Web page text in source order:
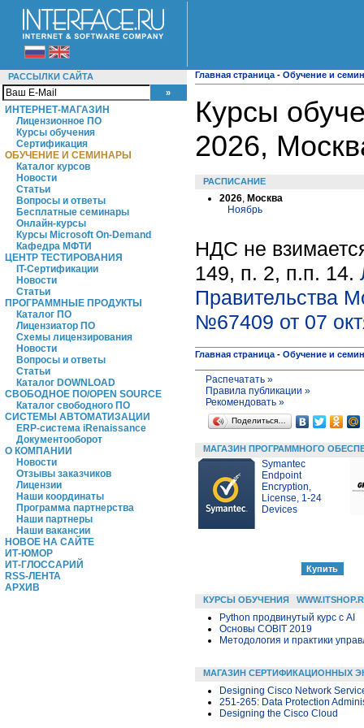
РАССЫЛКИ САЙТА
ИНТЕРНЕТ-МАГАЗИН
Лицензионное ПО
Курсы обучения
Сертификация
ОБУЧЕНИЕ И СЕМИНАРЫ
Каталог курсов
Новости
Статьи
Вопросы и ответы
Бесплатные семинары
Онлайн-курсы
Курсы Microsoft On-Demand
Кафедра МФТИ
ЦЕНТР ТЕСТИРОВАНИЯ
IT-Сертификации
Новости
Статьи
ПРОГРАММНЫЕ ПРОДУКТЫ
Каталог ПО
Лицензиатор ПО
Схемы лицензирования
Новости
Вопросы и ответы
Статьи
Каталог DOWNLOAD
СВОБОДНОЕ ПО/OPEN SOURCE
Каталог свободного ПО
СИСТЕМЫ АВТОМАТИЗАЦИИ
ERP-система iRenaissance
Документооборот
О КОМПАНИИ
Новости
Отзывы заказчиков
Лицензии
Наши координаты
Программа партнерства
Наши партнеры
Наши вакансии
НОВОЕ НА САЙТЕ
ИТ-ЮМОР
ИТ-ГЛОССАРИЙ
RSS-ЛЕНТА
АРХИВ
Главная страница - Обучение и
Курсы
2026,
РАСПИСАНИЕ
2026 Москва
Ноябрь
НДС не
149, п. 2, п.п. 14.
Правительства
№67409 от 07
Главная страница - Обучение и
Распечатать »
Правила публикации »
Рекомендовать »
Поделиться…
МАГАЗИН ПРОГРАММНОГО
Symantec
Endpoint
Encryption,
License, 1-24
Devices
КУРСЫ ОБУЧЕНИЯ
Python продвинутый курс с AI
Основы COBIT 2019
Методология и практики
МАГАЗИН СЕРТИФИКАЦИОННЫХ
Designing Cisco Network
251-265: Data Protection
Designing the Cisco Cloud